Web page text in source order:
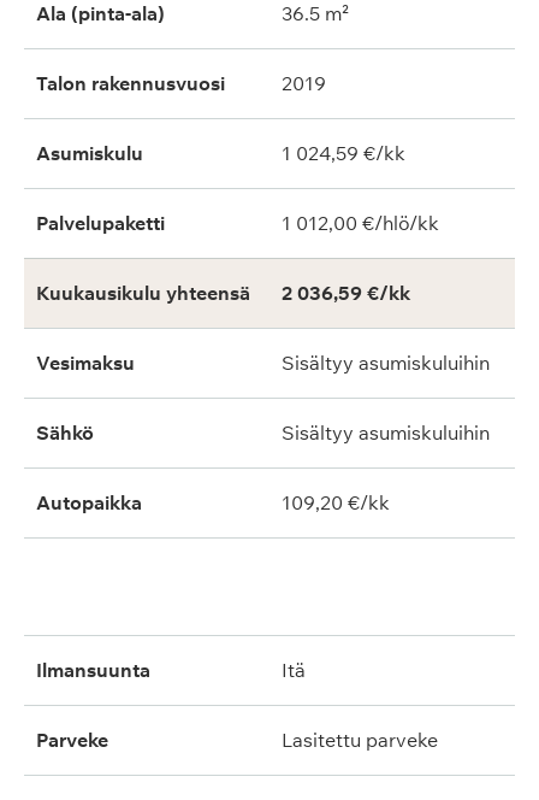
Ala (pinta-ala) 36.5 m²
Talon rakennusvuosi 2019
Asumiskulu 1 024,59 €/kk
Palvelupaketti 1 012,00 €/hlö/kk
Kuukausikulu yhteensä 2 036,59 €/kk
Vesimaksu Sisältyy asumiskuluihin
Sähkö Sisältyy asumiskuluihin
Autopaikka 109,20 €/kk
ilmansuunta itä
parveke lasitettu parveke